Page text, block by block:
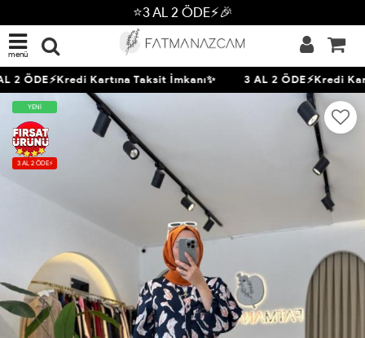
⭐3 AL 2 ÖDE⚡🎉
menü
2 ÖDE⚡Kredi Kartına Taksit İmkanı✨ 3 AL 2 ÖDE⚡Kredi
YENİ
3 AL 2 ÖDE⚡